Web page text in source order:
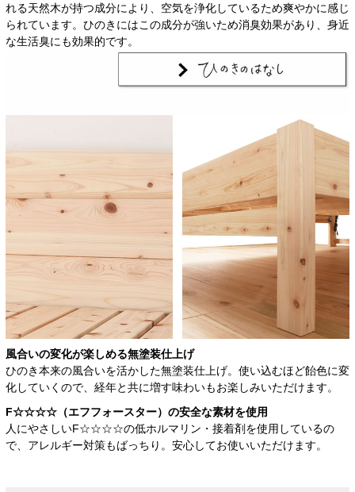
れる天然木が持つ成分により、空気を浄化しているため爽やかに感じ
られています。ひのきにはこの成分が強いため消臭効果があり、身近
な生活臭にも効果的です。
風合いの変化が楽しめる無塗装仕上げ
ひのき本来の風合いを活かした無塗装仕上げ。使い込むほど飴色に変
化していくので、経年と共に増す味わいもお楽しみいただけます。
F☆☆☆☆（エフフォースター）の安全な素材を使用
人にやさしいF☆☆☆☆の低ホルマリン・接着剤を使用しているの
で、アレルギー対策もばっちり。安心してお使いいただけます。